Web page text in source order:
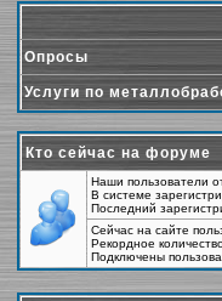
Опросы
Услуги по
Кто сейчас на форуме
Наши пользователи
В системе
Последний
Сейчас на сайте
Рекордное
Подключены